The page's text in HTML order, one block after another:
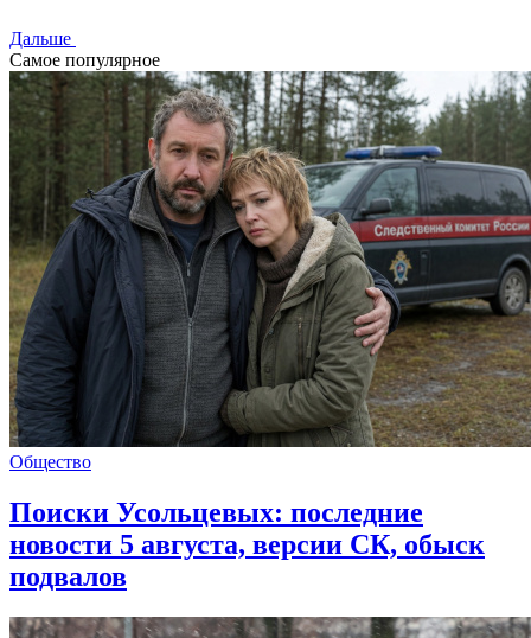
Дальше
Самое популярное
Общество
Поиски Усольцевых: последние
новости 5 августа, версии СК, обыск
подвалов